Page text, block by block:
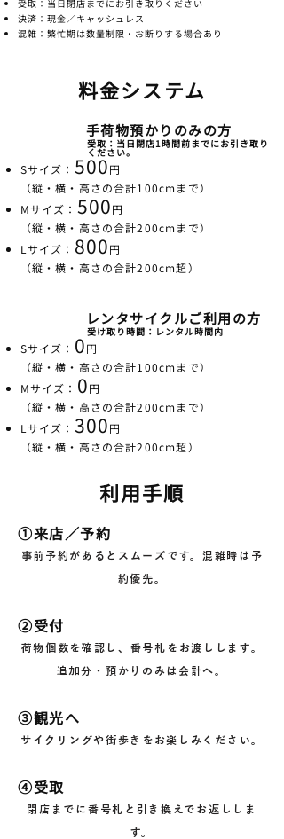
受取：当日閉店までにお引き取りください
決済：現金／キャッシュレス
混雑：繁忙期は数量制限・お断りする場合あり
料金システム
手荷物預かりのみの方
受取：当日閉店1時間前までにお引き取り
ください。
Sサイズ： 500円
（縦・横・高さの合計100cmまで）
Mサイズ： 500円
（縦・横・高さの合計200cmまで）
Lサイズ： 800円
（縦・横・高さの合計200cm超）
レンタサイクルご利用の方
受け取り時間：レンタル時間内
Sサイズ： 0円
（縦・横・高さの合計100cmまで）
Mサイズ： 0円
（縦・横・高さの合計200cmまで）
Lサイズ： 300円
（縦・横・高さの合計200cm超）
利用手順
①来店／予約
事前予約があるとスムーズです。混雑時は予
約優先。
②受付
荷物個数を確認し、番号札をお渡しします。
追加分・預かりのみは会計へ。
③観光へ
サイクリングや街歩きをお楽しみください。
​④受取
閉店までに番号札と引き換えでお返ししま
す。